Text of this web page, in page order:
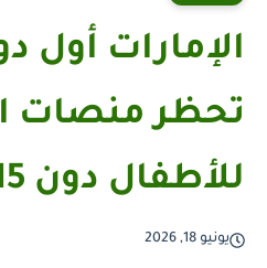
الإمارات أول
تحظر منصات
للأطفال دون 15 عاما
يونيو 18, 2026